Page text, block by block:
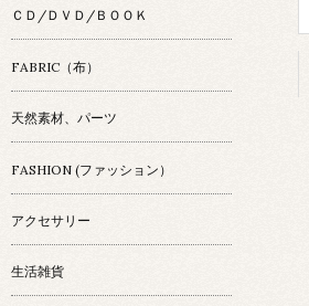
ＣＤ/ＤＶＤ/ＢＯＯＫ
FABRIC（布）
天然素材、パーツ
FASHION (ファッション）
アクセサリー
生活雑貨